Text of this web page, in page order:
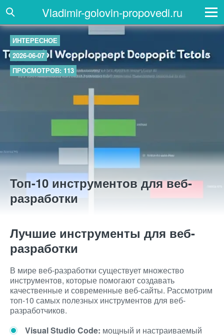
Vladimir-golovin-propovedi.ru
ИНТЕРЕСНОЕ
2026-06-07
ПРОСМОТРОВ: 113
Топ-10 инструментов для веб-
разработки
Лучшие инструменты для веб-
разработки
В мире веб-разработки существует множество
инструментов, которые помогают создавать
качественные и современные веб-сайты. Рассмотрим
топ-10 самых полезных инструментов для веб-
разработчиков.
Visual Studio Code: мощный и настраиваемый